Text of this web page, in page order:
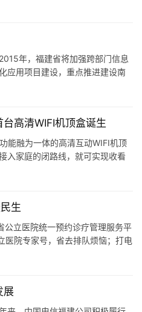
年，福建省将加强跨部门信息
应用项目建设，重点推进建设南
真正实现”三网融合” 首台高清WIFI机顶盒诞生
能融为一体的高清互动WIFI机顶
入家庭的闭路线，就可实现收看
生
公立医院统一预约诊疗管理服务平
医院专家号，省去排队烦恼；打电
展